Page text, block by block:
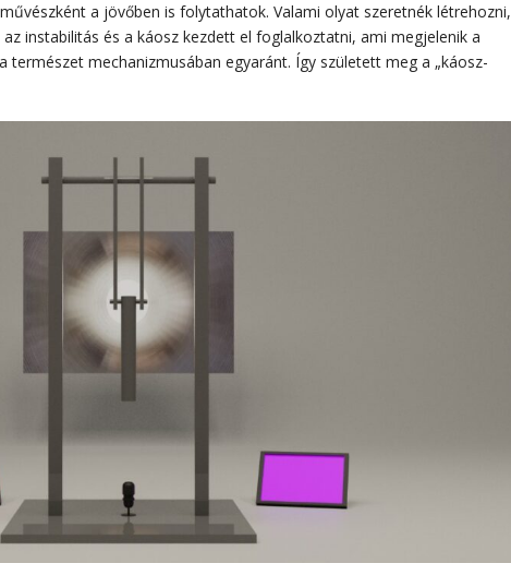
a jövőben is folytathatok. Valami olyat szeretnék létrehozni,
instabilitás és a káosz kezdett el foglalkoztatni, ami megjelenik a
természet mechanizmusában egyaránt. Így született meg a „káosz-